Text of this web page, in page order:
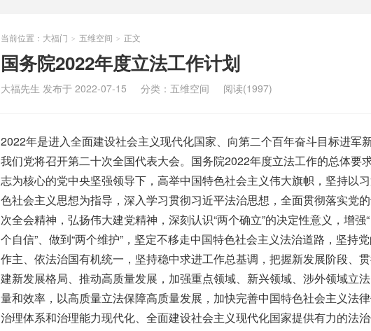
当前位置： 大福门 > 五维空间 > 正文
国务院2022年度立法工作计划
大福先生 发布于 2022-07-15 分类： 五维空间 阅读(1997)
2022年是进入全面建设社会主义现代化国家、向第二个百年奋斗目标进军
我们党将召开第二十次全国代表大会。国务院2022年度立法工作的总体要
志为核心的党中央坚强领导下，高举中国特色社会主义伟大旗帜，坚持以
色社会主义思想为指导，深入学习贯彻习近平法治思想，全面贯彻落实党
次全会精神，弘扬伟大建党精神，深刻认识“两个确立”的决定性意义，增强
个自信”、做到“两个维护”，坚定不移走中国特色社会主义法治道路，坚持
作主、依法治国有机统一，坚持稳中求进工作总基调，把握新发展阶段、
建新发展格局、推动高质量发展，加强重点领域、新兴领域、涉外领域立
量和效率，以高质量立法保障高质量发展，加快完善中国特色社会主义法
治理体系和治理能力现代化、全面建设社会主义现代化国家提供有力的法